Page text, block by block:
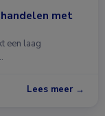
met
een laag
Lees meer →